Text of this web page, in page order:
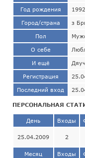
Год рождения 1992
Город/страна з
Пол
О себе
И ещё
Регистрация
Последний вход
ПЕРСОНАЛЬНАЯ
День Входы
25.04.2009 2
Месяц Входы